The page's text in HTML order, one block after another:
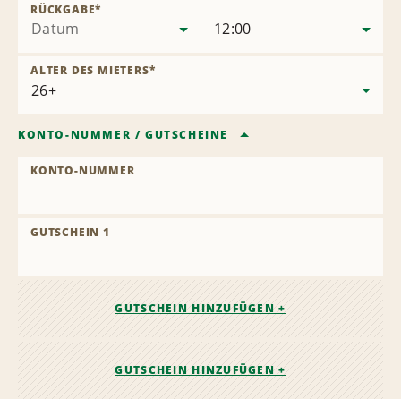
Datum
RÜCKGABE*
12:00
ALTER DES MIETERS*
KONTO-NUMMER / GUTSCHEINE
KONTO-NUMMER
GUTSCHEIN 1
GUTSCHEIN HINZUFÜGEN +
GUTSCHEIN HINZUFÜGEN +